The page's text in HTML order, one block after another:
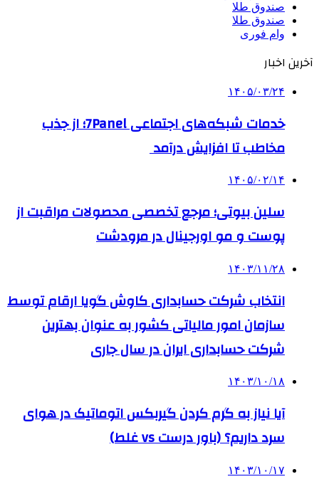
صندوق طلا
صندوق طلا
وام فوری
آخرین اخبار
۱۴۰۵/۰۳/۲۴
خدمات شبکه‌های اجتماعی 7Panel؛ از جذب
مخاطب تا افزایش درآمد
۱۴۰۵/۰۲/۱۴
سلین بیوتی؛ مرجع تخصصی محصولات مراقبت از
پوست و مو اورجینال در مرودشت
۱۴۰۳/۱۱/۲۸
انتخاب شرکت حسابداری کاوش گویا ارقام توسط
سازمان امور مالیاتی کشور به عنوان بهترین
شرکت حسابداری ایران در سال جاری
۱۴۰۳/۱۰/۱۸
آیا نیاز به گرم کردن گیربکس اتوماتیک در هوای
سرد داریم؟ (باور درست vs غلط)
۱۴۰۳/۱۰/۱۷